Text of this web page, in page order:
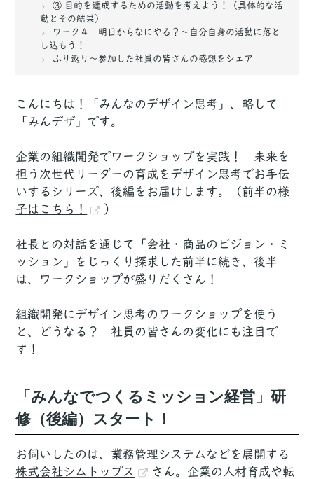
③ 目的を達成するための活動を考えよう！（具体的な活
動とその結果）
ワーク４ 明日からなにやる？〜自分自身の活動に落と
し込もう！
ふり返り〜参加した社員の皆さんの感想をシェア
こんにちは！「みんなのデザイン思考」、略して
「みんデザ」です。
企業の組織開発でワークショップを実践！ 未来を
担う次世代リーダーの育成をデザイン思考でお手伝
いするシリーズ、後編をお届けします。（前半の様
子はこちら！
）
社長との対話を通じて「会社・商品のビジョン・ミ
ッション」をじっくり探求した前半に続き、後半
は、ワークショップが盛りだくさん！
組織開発にデザイン思考のワークショップを使う
と、どうなる？ 社員の皆さんの変化にも注目で
す！
「みんなでつくるミッション経営」研
修（後編）スタート！
お伺いしたのは、業務管理システムなどを展開する
株式会社シムトップス
さん。企業の人材育成や転